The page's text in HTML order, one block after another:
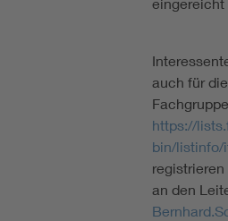
eingereicht
auch für
https://
bin/listinfo/
an den